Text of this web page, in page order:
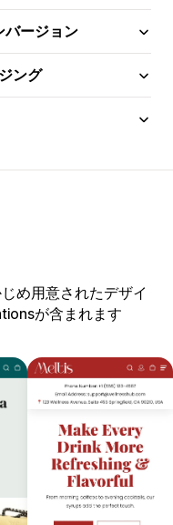
バージョン
ング
め用意されたデザイ
が含まれます